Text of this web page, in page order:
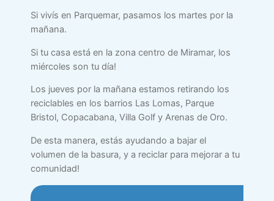
Si vivís en Parquemar, pasamos los martes por la
mañana.
Si tu casa está en la zona centro de Miramar, los
miércoles son tu día!
Los jueves por la mañana estamos retirando los
reciclables en los barrios Las Lomas, Parque
Bristol, Copacabana, Villa Golf y Arenas de Oro.
De esta manera, estás ayudando a bajar el
volumen de la basura, y a reciclar para mejorar a tu
comunidad!